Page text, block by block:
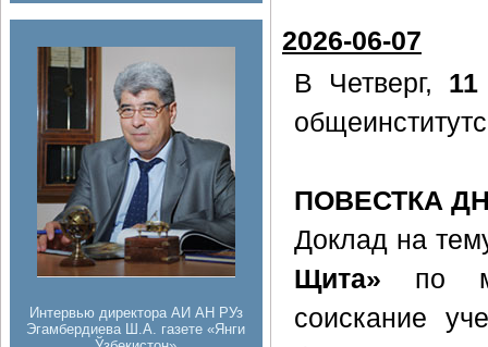
Интервью директора АИ АН РУз
Эгамбердиева Ш.А. газете «Янги
2026-06-07
В Четверг,
ПОВЕСТКА
Доклад на
Щита» по
соискание